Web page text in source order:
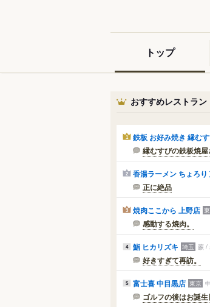
トップ
おすすめレストラン
1 鉄板 お好み焼き 縁む
縁むすびの鉄板焼
2 香湯ラーメン ちょろり
正に絶品
3 焼肉ここから 上野店
感動する焼肉。
4 鮨 ヒカリズキ 埼玉 蕨 /
好きすぎて再訪。
5 富士喜 中目黒店 東京
ゴルフの後はお誕